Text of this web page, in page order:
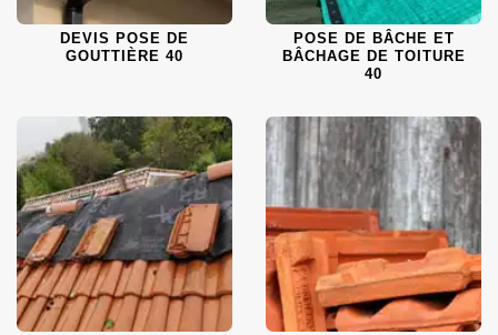
DEVIS POSE DE
GOUTTIÈRE 40
POSE DE BÂCHE ET
BÂCHAGE DE TOITURE
40